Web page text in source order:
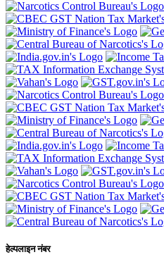
हेल्पलाइन नंबर